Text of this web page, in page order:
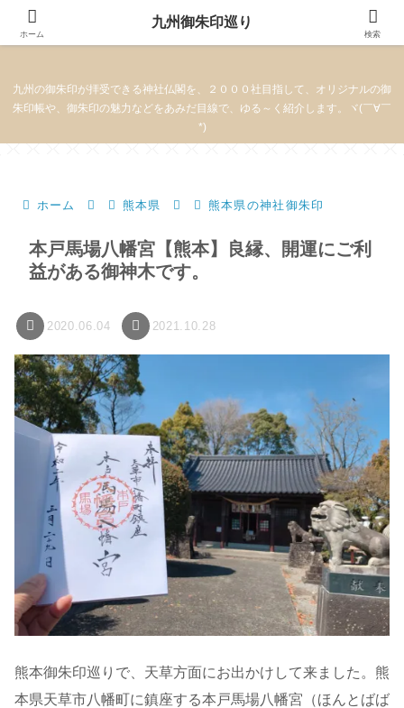
九州御朱印巡り
九州の御朱印が拝受できる神社仏閣を、２０００社目指して、オリジナルの御
朱印帳や、御朱印の魅力などをあみだ目線で、ゆる～く紹介します。ヾ(￣∀￣
*)
ホーム 熊本県 熊本県の神社御朱印
本戸馬場八幡宮【熊本】良縁、開運にご利
益がある御神木です。
2020.06.04 2021.10.28
熊本御朱印巡りで、天草方面にお出かけして来ました。熊
本県天草市八幡町に鎮座する本戸馬場八幡宮（ほんとばば
ホーム
九州御朱印巡り
検索